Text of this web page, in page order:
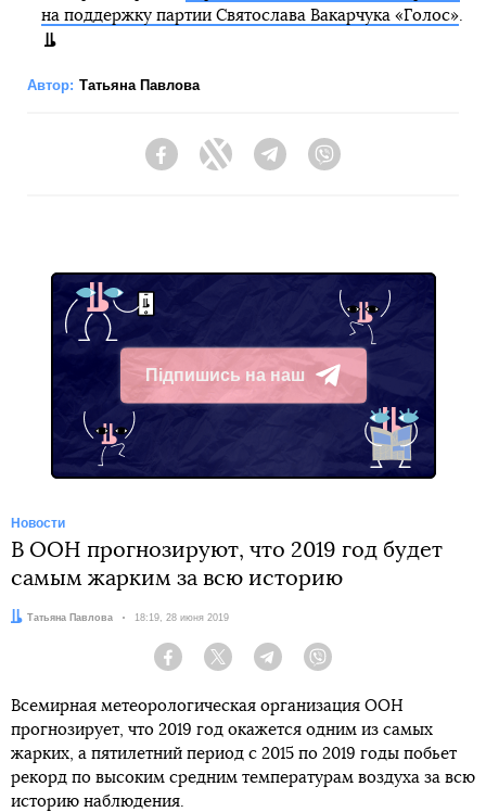
на поддержку партии Святослава Вакарчука «Голос».
Автор: Татьяна Павлова
FacebookTwitter Telegram
Підпишись на наш
Telegram
Новости
В ООН прогнозируют, что 2019 год будет
самым жарким за всю историю
Автор:
Татьяна Павлова Дата:
18:19, 28 июня 2019
Facebook Twitter Telegram
Всемирная метеорологическая организация ООН
прогнозирует, что 2019 год окажется одним из самых
жарких, а пятилетний период с 2015 по 2019 годы побьет
рекорд по высоким средним температурам воздуха за всю
историю наблюдения.